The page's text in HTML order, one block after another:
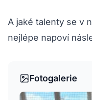
A jaké talenty se v
nejlépe napoví
Fotogalerie